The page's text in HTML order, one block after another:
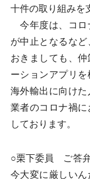
十件の取り組みを
今年度は、コロ
が中止となるな
おきましても、
ーションアプリ
海外輸出に向け
業者のコロナ禍
しております。
○栗下委員 ご答弁
今大変に厳しいん